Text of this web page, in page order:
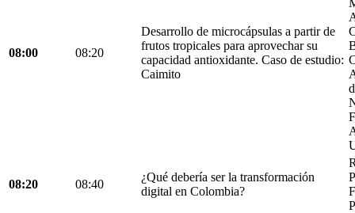
08:00 08:20
Desarrollo de microcápsulas a partir de
frutos tropicales para aprovechar su
capacidad antioxidante. Caso de estudio:
Caimito
08:20 08:40
¿Qué debería ser la transformación
digital en Colombia?